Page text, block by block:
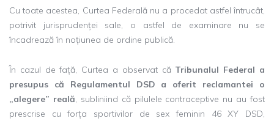
Cu toate acestea, Curtea Federală nu a procedat astfel întrucât,
potrivit jurisprudenței sale, o astfel de examinare nu se
încadrează în noțiunea de ordine publică.
În cazul de față, Curtea a observat că Tribunalul Federal a
presupus că Regulamentul DSD a oferit reclamantei o
„alegere” reală, subliniind că pilulele contraceptive nu au fost
prescrise cu forța sportivilor de sex feminin 46 XY DSD,